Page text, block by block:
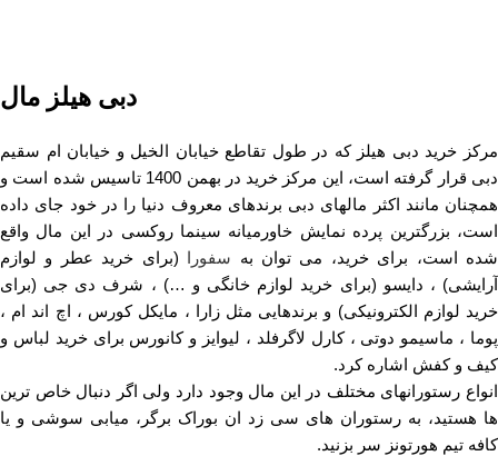
دبی هیلز مال
مرکز خرید دبی هیلز که در طول تقاطع خیابان الخیل و خیابان ام سقیم
دبی قرار گرفته است، این مرکز خرید در بهمن 1400 تاسیس شده است و
همچنان مانند اکثر مالهای دبی برندهای معروف دنیا را در خود جای داده
است، بزرگترین پرده نمایش خاورمیانه سینما روکسی در این مال واقع
شده است، برای خرید، می توان به سفورا (برای خرید عطر و لوازم
آرایشی) ، دایسو (برای خرید لوازم خانگی و …) ، شرف دی جی (برای
خرید لوازم الکترونیکی) و برندهایی مثل زارا ، مایکل کورس ، اچ اند ام ،
پوما ، ماسیمو دوتی ، کارل لاگرفلد ، لیوایز و کانورس برای خرید لباس و
کیف و کفش اشاره کرد.
انواع رستورانهای مختلف در این مال وجود دارد ولی اگر دنبال خاص ترین
ها هستید، به رستوران های سی زد ان بوراک برگر، میابی سوشی و یا
کافه تیم هورتونز سر بزنید.